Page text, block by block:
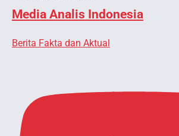
Media Analis Indonesia
Berita Fakta dan Aktual